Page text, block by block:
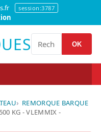
session:3787
OK
REMORQUE BARQUE
KG - VLEMMIX -